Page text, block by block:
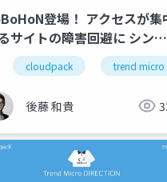
登場！ アクセスが集
サイトの障害回避に シンプ
解決策をシャープ様と取り
みた
cloudpack trend micro
後藤 和貴